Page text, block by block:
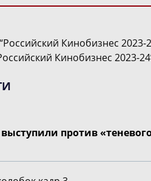
Кинобизнес 2023-
Кинобизнес 2023-
против